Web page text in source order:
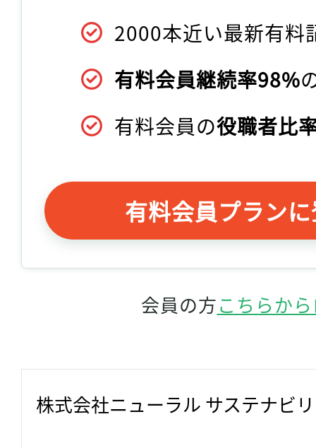
2000本近い最新有料
有料会員継続率98%
有料会員の役職者比
有料会員プラン
会員の方こちらか
株式会社ニューラル サステナビ